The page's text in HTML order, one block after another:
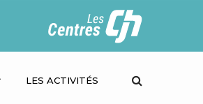
LES ACTIVITÉS